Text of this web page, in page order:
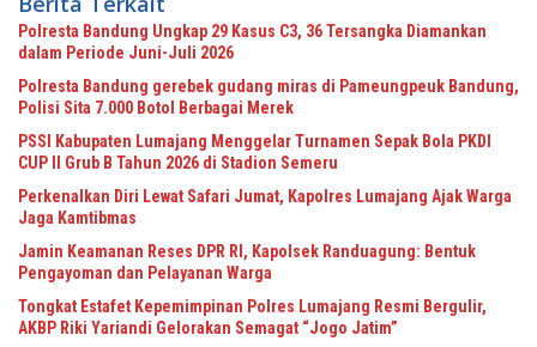
Polresta Bandung Ungkap 29 Kasus C3, 36 Tersangka Diamankan
dalam Periode Juni-Juli 2026
Polresta Bandung gerebek gudang miras di Pameungpeuk Bandung,
Polisi Sita 7.000 Botol Berbagai Merek
PSSI Kabupaten Lumajang Menggelar Turnamen Sepak Bola PKDI
CUP II Grub B Tahun 2026 di Stadion Semeru
Perkenalkan Diri Lewat Safari Jumat, Kapolres Lumajang Ajak Warga
Jaga Kamtibmas
Jamin Keamanan Reses DPR RI, Kapolsek Randuagung: Bentuk
Pengayoman dan Pelayanan Warga
Tongkat Estafet Kepemimpinan Polres Lumajang Resmi Bergulir,
AKBP Riki Yariandi Gelorakan Semagat “Jogo Jatim”